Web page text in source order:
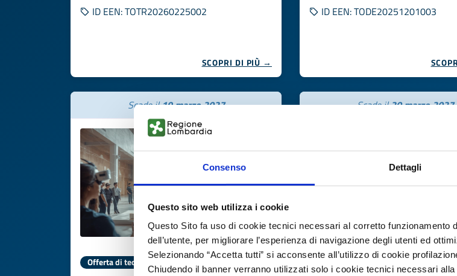
Consenso Dettagli
Questo sito web utilizza i cookie
Questo Sito fa uso di cookie tecnici necessari al corretto funzionamento
dell’utente, per migliorare l’esperienza di navigazione degli utenti ed
Selezionando “Accetta tutti” si acconsente all’utilizzo di cookie
Chiudendo il banner verranno utilizzati solo i cookie tecnici necessari
ID EEN: TOTR20260225002
SCOPRI DI PIÙ →
ID EEN: TODE20251201003
Scade il19 marzo 2027
Offerta di tecnologia
Scade il20 marzo 2027